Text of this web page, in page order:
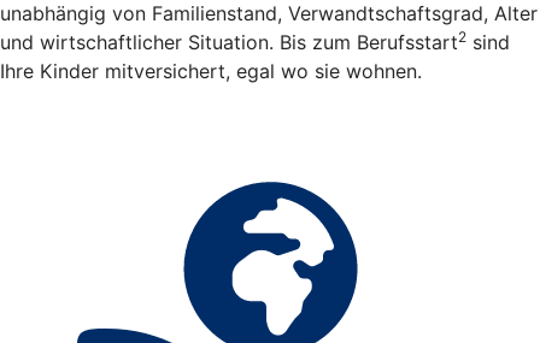
unabhängig von Familienstand, Verwandtschaftsgrad, Alter
und wirtschaftlicher Situation. Bis zum Berufsstart2 sind
Ihre Kinder mitversichert, egal wo sie wohnen.